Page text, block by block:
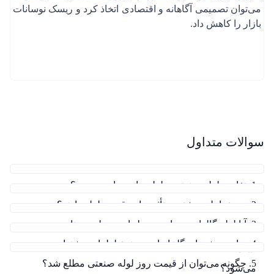
می‌توان تصمیمی آگاهانه و اقتصادی اتخاذ کرد و ریسک نوسانات
بازار را کاهش داد.
سوالات متداول
1. تفاوت لوله صنعتی و لوله مانیسمان چیست؟
2. چه عواملی بیشترین تأثیر را بر قیمت لوله دارند؟
3. آیا لوله گالوانیزه برای محیط‌های مرطوب مناسب
4. برای پروژه‌های گلخانه‌ای چه نوع لوله‌ای پیشنهاد
می‌شود؟
5. چگونه می‌توان از قیمت روز لوله صنعتی مطلع شد؟